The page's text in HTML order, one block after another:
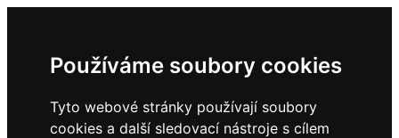
Používáme soubory cookies
Tyto webové stránky používají soubory
cookies a další sledovací nástroje s cílem